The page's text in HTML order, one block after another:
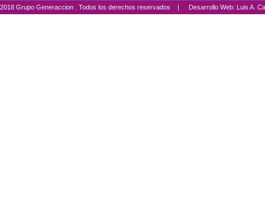
2018 Grupo Generaccion . Todos los derechos reservados | Desarrollo Web: Luis